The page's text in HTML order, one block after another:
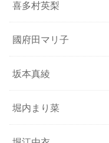
喜多村英梨
國府田マリ子
坂本真綾
堀内まり菜